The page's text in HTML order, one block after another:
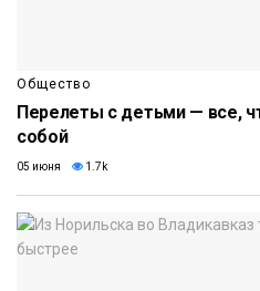
Общество
Перелеты с детьми — все,
собой
05 июня 1.7k